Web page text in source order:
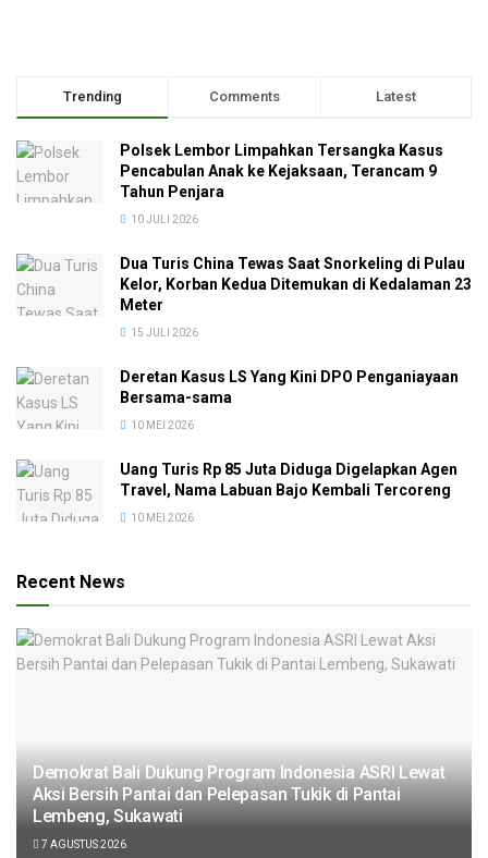
Trending Comments Latest
Polsek Lembor Limpahkan Tersangka Kasus
Pencabulan Anak ke Kejaksaan, Terancam 9
Tahun Penjara
10 JULI 2026
Dua Turis China Tewas Saat Snorkeling di Pulau
Kelor, Korban Kedua Ditemukan di Kedalaman 23
Meter
15 JULI 2026
Deretan Kasus LS Yang Kini DPO Penganiayaan
Bersama-sama
10 MEI 2026
Uang Turis Rp 85 Juta Diduga Digelapkan Agen
Travel, Nama Labuan Bajo Kembali Tercoreng
10 MEI 2026
Recent News
Demokrat Bali Dukung Program Indonesia ASRI Lewat
Aksi Bersih Pantai dan Pelepasan Tukik di Pantai
Lembeng, Sukawati
7 AGUSTUS 2026